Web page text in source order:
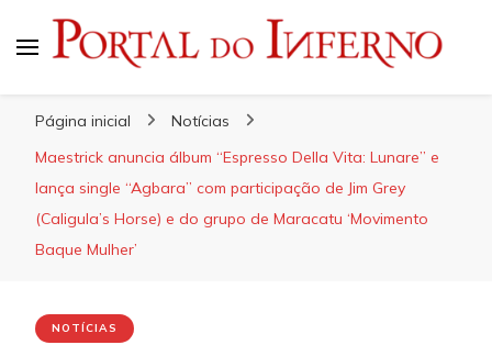
Página inicial
Notícias
Maestrick anuncia álbum “Espresso Della Vita: Lunare” e
lança single “Agbara” com participação de Jim Grey
(Caligula’s Horse) e do grupo de Maracatu ‘Movimento
Baque Mulher’
NOTÍCIAS